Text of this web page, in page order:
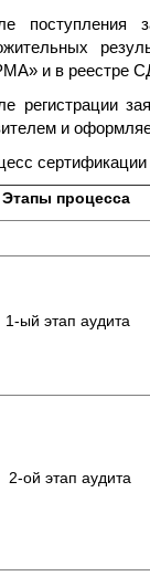
и в реестре
регистрации
и
Этапы процесса
1-ый этап аудита
2-ой этап аудита